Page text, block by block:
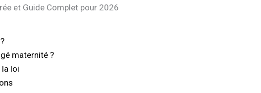
et Guide Complet pour 2026
maternité ?
loi